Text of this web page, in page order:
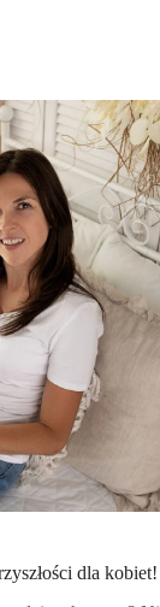
dla kobiet!